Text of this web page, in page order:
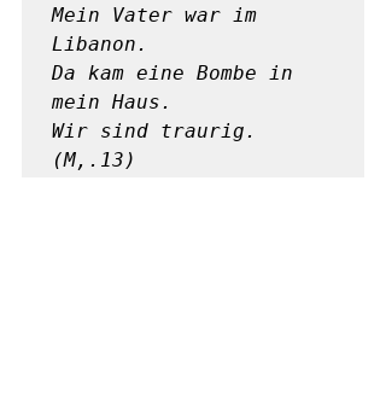
Mein Vater war im
Libanon.
Da kam eine Bombe in
mein Haus.
Wir sind traurig.
(M,.13)